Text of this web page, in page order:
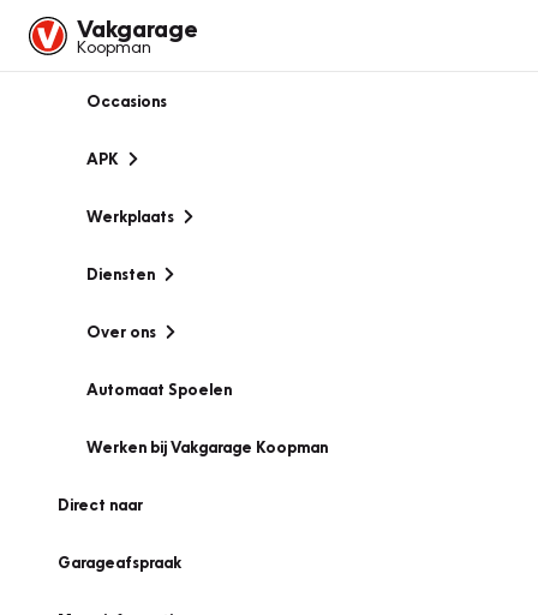
Vakgarage
Koopman
Occasions
APK
Werkplaats
Diensten
Over ons
Automaat Spoelen
Werken bij Vakgarage Koopman
Direct naar
Garageafspraak